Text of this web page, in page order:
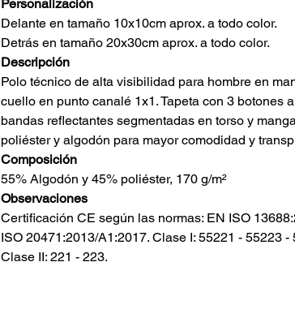
Personalización
Delante en tamaño 10x10cm aprox. a todo color.
Detrás en tamaño 20x30cm aprox. a todo color.
Descripción
Polo técnico de alta visibilidad para hombre en
cuello en punto canalé 1x1. Tapeta con 3 botones
bandas reflectantes segmentadas en torso y
poliéster y algodón para mayor comodidad y
Composición
55% Algodón y 45% poliéster, 170 g/m²
Observaciones
Certificación CE según las normas: EN ISO
ISO 20471:2013/A1:2017. Clase I: 55221 - 55223 -
Clase II: 221 - 223.